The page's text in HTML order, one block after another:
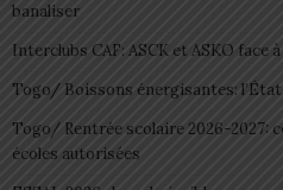
banaliser
Interclubs CAF: ASCK et ASKO face
Togo/ Boissons énergisantes:
Togo/ Rentrée scolaire 2026-2027:
écoles autorisées